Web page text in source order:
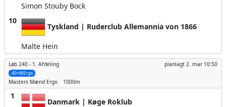
Simon Stouby Bock
10
Tyskland | Ruderclub Allemannia von 1866
Malte Hein
Løb 240 - 1. Afdeling planlagt 2. mar 10:50
40+MErgo
Masters Mænd Ergo 1000m
1
Danmark | Køge Roklub